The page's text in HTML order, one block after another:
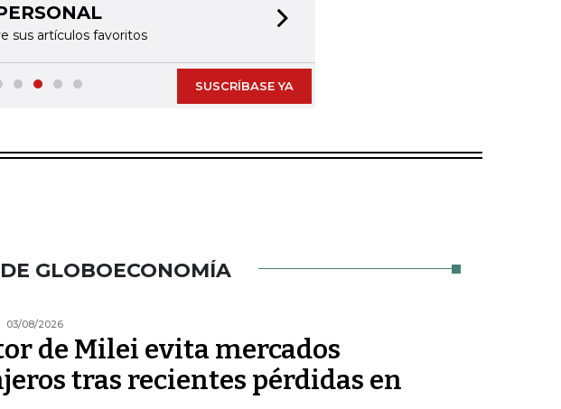
sus artículos favoritos
SUSCRÍBASE YA
GLOBOECONOMÍA
03/08/2026
de Milei evita mercados
tras recientes pérdidas en